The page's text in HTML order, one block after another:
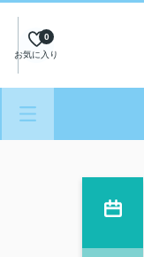
お気に入り
0